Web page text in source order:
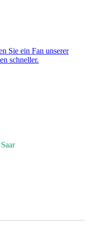
Sie ein Fan unserer
schneller.